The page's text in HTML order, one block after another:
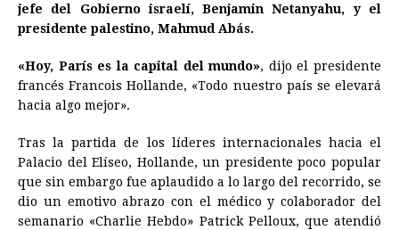
jefe del Gobierno israelí, Benjamin Netanyahu, y el
presidente palestino, Mahmud Abás.
«Hoy, París es la capital del mundo», dijo el presidente
francés Francois Hollande, «Todo nuestro país se elevará
hacia algo mejor».
Tras la partida de los líderes internacionales hacia el
Palacio del Elíseo, Hollande, un presidente poco popular
que sin embargo fue aplaudido a lo largo del recorrido, se
dio un emotivo abrazo con el médico y colaborador del
semanario «Charlie Hebdo» Patrick Pelloux, que atendió